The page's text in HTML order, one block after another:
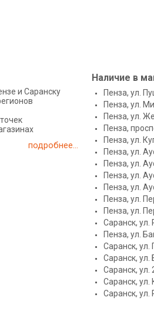
и Саранску
подробнее...
Наличие в
Пенза, ул.
Пенза, ул.
Пенза, ул.
Пенза,
Пенза, ул.
Пенза, ул.
Пенза, ул.
Пенза, ул.
Пенза, ул.
Пенза, ул.
Пенза, ул.
Саранск, ул.
Пенза, ул.
Саранск, ул.
Саранск, ул.
Саранск, ул.
Саранск, ул.
Саранск, ул.